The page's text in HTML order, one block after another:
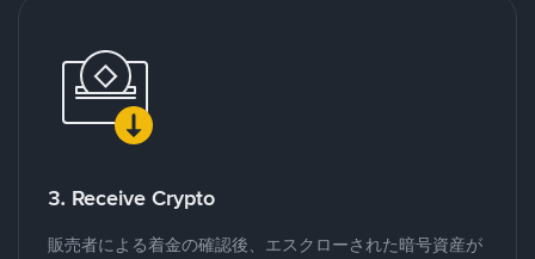
3. Receive Crypto
販売者による着金の確認後、エスクローされた暗号資産が